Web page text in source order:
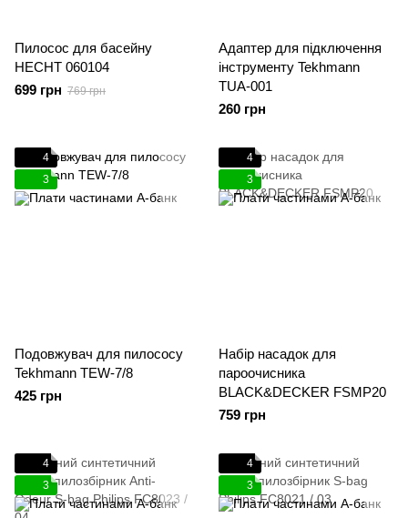
Пилосос для басейну
HECHT 060104
699 грн 769 грн
Адаптер для підключення
інструменту Tekhmann
TUA-001
260 грн
4
3
Подовжувач для пилососу
Tekhmann TEW-7/8
425 грн
4
3
Набір насадок для
пароочисника
BLACK&DECKER FSMP20
759 грн
4
3
4
3